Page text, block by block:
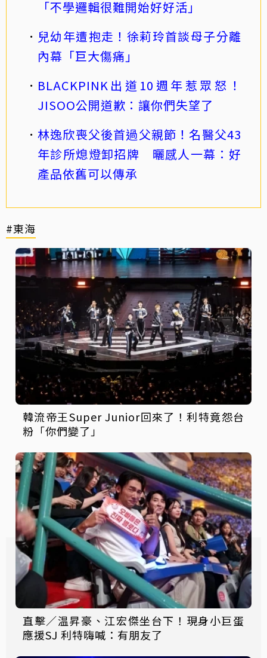
「不學邏輯很難開始好好活」
兒幼年遭抱走！徐莉玲首談母子分離
內幕「巨大傷痛」
BLACKPINK出道10週年惹眾怒！
JISOO公開道歉：讓你們失望了
林逸欣喪父後首過父親節！名醫父43
年診所熄燈卸招牌 曬感人一幕：好
產品依舊可以傳承
#東海
韓流帝王Super Junior回來了！利特竟怨台
粉「你們變了」
直擊／温昇豪、江宏傑坐台下！現身小巨蛋
應援SJ 利特嗨喊：有朋友了